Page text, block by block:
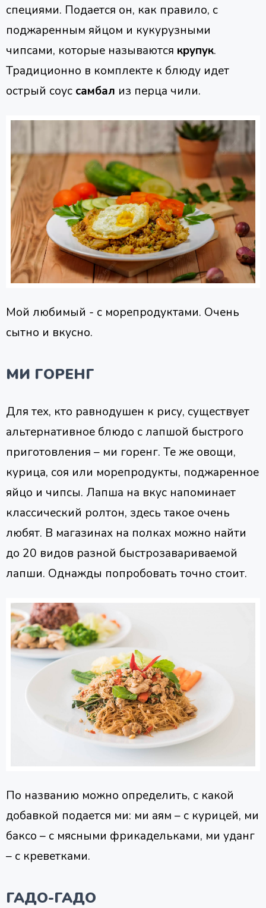
специями. Подается он, как правило, с
поджаренным яйцом и кукурузными
чипсами, которые называются крупук.
Традиционно в комплекте к блюду идет
острый соус самбал из перца чили.
Мой любимый - с морепродуктами. Очень
сытно и вкусно.
МИ ГОРЕНГ
Для тех, кто равнодушен к рису, существует
альтернативное блюдо с лапшой быстрого
приготовления – ми горенг. Те же овощи,
курица, соя или морепродукты, поджаренное
яйцо и чипсы. Лапша на вкус напоминает
классический ролтон, здесь такое очень
любят. В магазинах на полках можно найти
до 20 видов разной быстрозавариваемой
лапши. Однажды попробовать точно стоит.
По названию можно определить, с какой
добавкой подается ми: ми аям – с курицей, ми
баксо – с мясными фрикадельками, ми уданг
– с креветками.
ГАДО-ГАДО